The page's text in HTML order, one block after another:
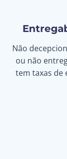
Não
ou não
tem taxas de